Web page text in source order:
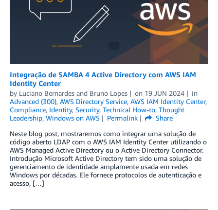
Integração de SAMBA 4 Active Directory com AWS IAM
Identity Center
by Luciano Bernardes and Bruno Lopes on 19 JUN 2024
in
Advanced (300), AWS Directory Service, AWS IAM Identity Center,
Compliance, Identity, Security, Technical How-to, Thought
Leadership, Windows on AWS Permalink
Share
Neste blog post, mostraremos como integrar uma solução de
código aberto LDAP com o AWS IAM Identity Center utilizando o
AWS Managed Active Directory ou o Active Directory Connector.
Introdução Microsoft Active Directory tem sido uma solução de
gerenciamento de identidade amplamente usada em redes
Windows por décadas. Ele fornece protocolos de autenticação e
acesso, […]